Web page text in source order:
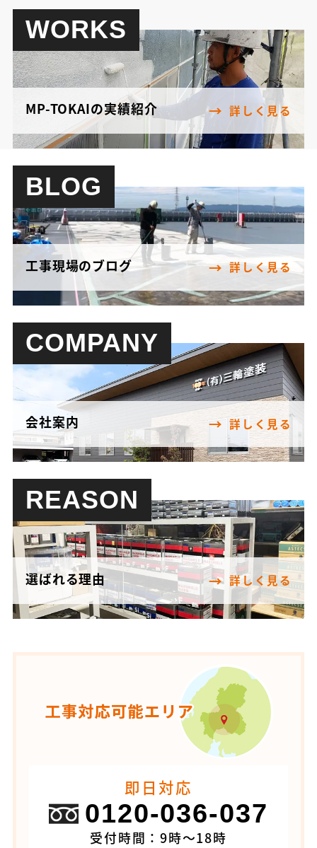
WORKS
MP-TOKAIの実績紹介 詳しく見る
BLOG
工事現場のブログ 詳しく見る
COMPANY
会社案内 詳しく見る
REASON
選ばれる理由 詳しく見る
即日対応
0120-036-037
受付時間：9時～18時